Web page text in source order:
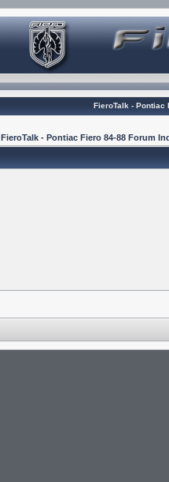
FieroTalk - Pontiac
FieroTalk - Pontiac Fiero 84-88 Forum